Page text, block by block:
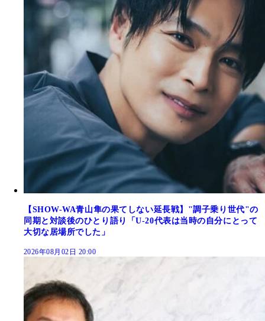
【SHOW-WA青山隼の果てしない延長戦】"調子乗り世代"の
同期と対談後のひとり語り「U-20代表は当時の自分にとって
大切な居場所でした」
2026年08月02日 20:00